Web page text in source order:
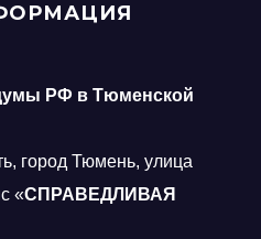
РФ в Тюменской
город Тюмень, улица
«СПРАВЕДЛИВАЯ